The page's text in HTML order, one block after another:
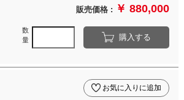
販売価格 : ￥ 880,000
数
量
購入する
お気に入りに追加